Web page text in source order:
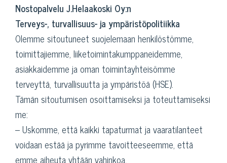
Nostopalvelu J.Helaakoski Oy:n
Terveys-, turvallisuus- ja ympäristöpolitiikka
Olemme sitoutuneet suojelemaan henkilöstömme,
toimittajiemme, liiketoimintakumppaneidemme,
asiakkaidemme ja oman toimintayhteisömme
terveyttä, turvallisuutta ja ympäristöä (HSE).
Tämän sitoutumisen osoittamiseksi ja toteuttamiseksi
me:
– Uskomme, että kaikki tapaturmat ja vaaratilanteet
voidaan estää ja pyrimme tavoitteeseemme, että
emme aiheuta yhtään vahinkoa.